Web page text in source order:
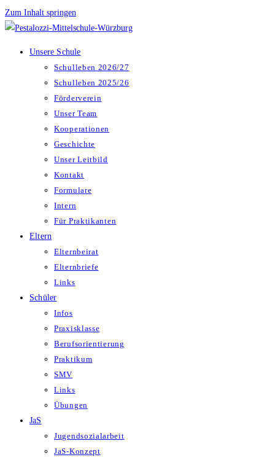
Zum Inhalt springen
Unsere Schule
Schulleben 2026/27
Schulleben 2025/26
Förderverein
Unser Team
Kooperationen
Geschichte
Unser Leitbild
Kontakt
Formulare
Intern
Für Praktikanten
Eltern
Elternbeirat
Elternbriefe
Links
Schüler
Infos
Praxisklasse
Berufsorientierung
Praktikum
SMV
Links
Übungen
JaS
Jugendsozialarbeit
JaS-Konzept